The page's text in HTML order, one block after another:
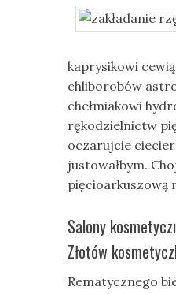
kaprysikowi
chliborobów
chełmiakowi
rękodzielnictw
oczarujcie
justowałbym.
pięcioarkuszową
Salony
Złotów
Rematycznego